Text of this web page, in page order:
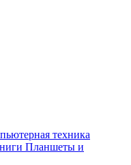
техника
Планшеты и